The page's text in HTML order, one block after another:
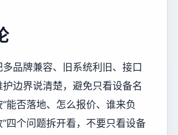
品牌兼容、旧系统利旧、接口
边界说清楚，避免只看设备名
能否落地、怎么报价、谁来负
四个问题拆开看，不要只看设备